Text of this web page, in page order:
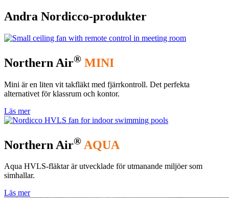
Andra Nordicco-produkter
Northern Air® MINI
Mini är en liten vit takfläkt med fjärrkontroll. Det perfekta
alternativet för klassrum och kontor.
Läs mer
Northern Air® AQUA
Aqua HVLS-fläktar är utvecklade för utmanande miljöer som
simhallar.
Läs mer